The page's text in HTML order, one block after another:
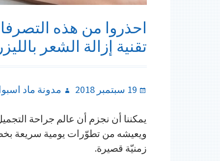
احذروا من هذه
تقنية إزالة الشعر
Posted
19 سبتمبر 2018 Author
مدونة ماد
يمكننا أن نجزم أن عالم جراحة
ويعيشه من تطوّرات يومية سريعة
زمنيّة قصيرة.